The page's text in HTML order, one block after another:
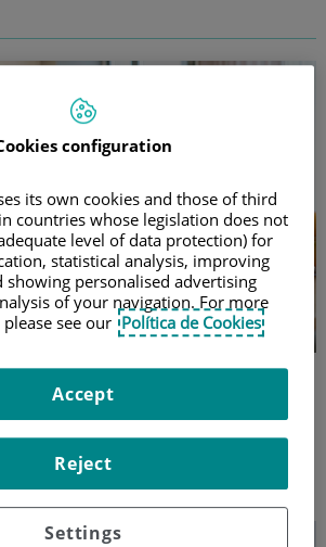
si crees que tu
trastorno alimentario
reúne los
de la anorexia, la bulimia
a actuar
configuration
its own cookies and those of third
countries whose legislation does not
level of data protection) for
statistical analysis, improving
showing personalised advertising
of your navigation. For more
see our Política de Cookies
Settings
Reject
Accept